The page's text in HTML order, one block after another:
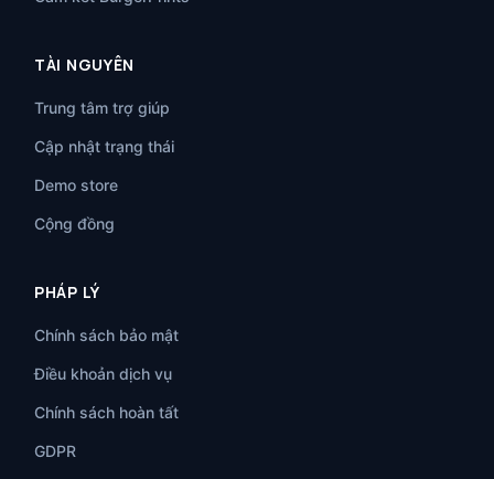
TÀI NGUYÊN
Trung tâm trợ giúp
Cập nhật trạng thái
Demo store
Cộng đồng
PHÁP LÝ
Chính sách bảo mật
Điều khoản dịch vụ
Chính sách hoàn tất
GDPR